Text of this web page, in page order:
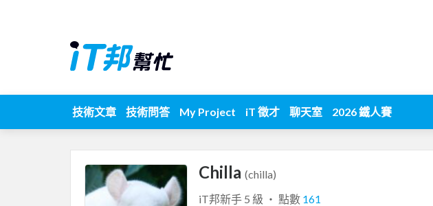
技術文章 技術問答 My Project iT 徵才 聊天室 2026 鐵人賽
Chilla (chilla)
iT邦新手 5 級 ‧ 點數 161